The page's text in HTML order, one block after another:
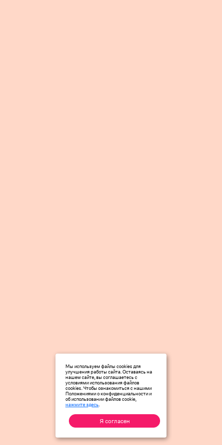
Мы используем файлы cookies для
улучшения работы сайта. Оставаясь на
нашем сайте, вы соглашаетесь с
условиями использования файлов
cookies. Чтобы ознакомиться с нашими
Положениями о конфиденциальности и
об использовании файлов cookie,
нажмите здесь.
Я согласен